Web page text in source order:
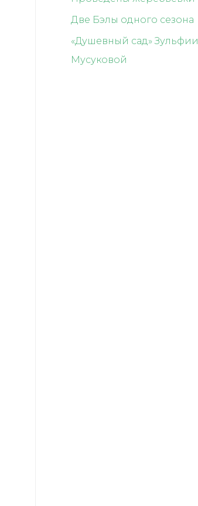
Две Бэлы одного сезона
«Душевный сад» Зульфии
Мусуковой